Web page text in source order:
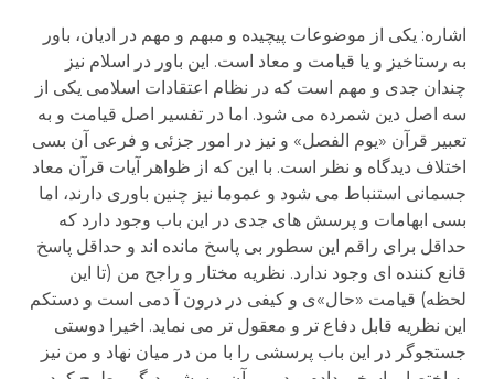
اشاره: یکی از موضوعات پیچیده و مبهم و مهم در ادیان، باور
به رستاخیز و یا قیامت و معاد است. این باور در اسلام نیز
چندان جدی و مهم است که در نظام اعتقادات اسلامی یکی از
سه اصل دین شمرده می شود. اما در تفسیر اصل قیامت و به
تعبیر قرآن «یوم الفصل» و نیز در امور جزئی و فرعی آن بسی
اختلاف دیدگاه و نظر است. با این که از ظواهر آیات قرآن معاد
جسمانی استنباط می شود و عموما نیز چنین باوری دارند، اما
بسی ابهامات و پرسش های جدی در این باب وجود دارد که
حداقل برای راقم این سطور بی پاسخ مانده اند و حداقل پاسخ
قانع کننده ای وجود ندارد. نظریه مختار و راجح من (تا این
لحظه) قیامت «حال»ی و کیفی در درون آ دمی است و دستکم
این نظریه قابل دفاع تر و معقول تر می نماید. اخیرا دوستی
جستجوگر در این باب پرسشی را با من در میان نهاد و من نیز